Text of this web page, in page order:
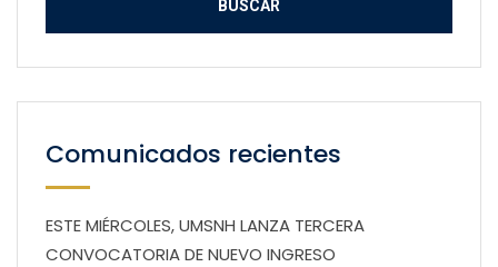
Comunicados recientes
ESTE MIÉRCOLES, UMSNH LANZA TERCERA
CONVOCATORIA DE NUEVO INGRESO